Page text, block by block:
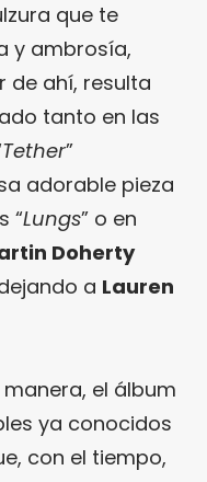
que te
y ambrosía,
de ahí, resulta
tanto en las
Tether”
adorable pieza
“Lungs” o en
Doherty
a Lauren
el álbum
ya conocidos
con el tiempo,